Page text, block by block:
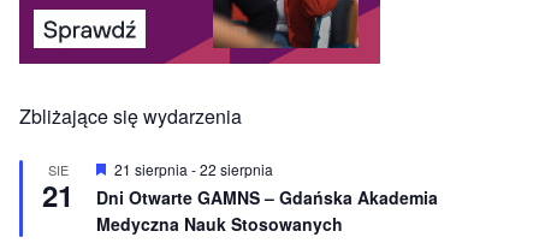
Zbliżające się wydarzenia
SIE
21
W
r
ó
21 sierpnia -22 sierpnia
Dni Otwarte GAMNS – Gdańska Akademia
Medyczna Nauk Stosowanych